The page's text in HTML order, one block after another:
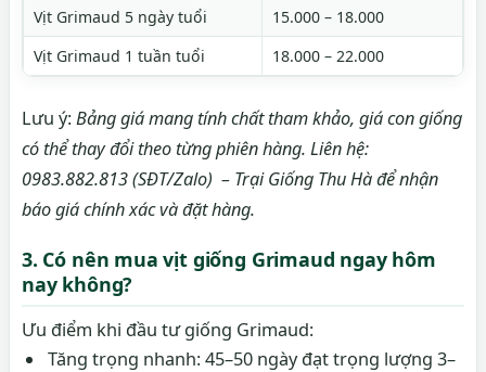
Vịt Grimaud 5 ngày tuổi
15.000 – 18.000
Vịt Grimaud 1 tuần tuổi
18.000 – 22.000
Lưu ý:Bảng giá mang tính chất tham khảo, giá con giống
có thể thay đổi theo từng phiên hàng. Liên hệ:
0983.882.813 (SĐT/Zalo) – Trại Giống Thu Hà để nhận
báo giá chính xác và đặt hàng.
3. Có nên mua vịt giống Grimaud ngay hôm
nay không?
Ưu điểm khi đầu tư giống Grimaud:
Tăng trọng nhanh: 45–50 ngày đạt trọng lượng 3–